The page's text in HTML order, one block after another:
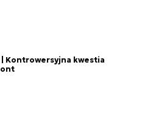
Kontrowersyjna kwestia